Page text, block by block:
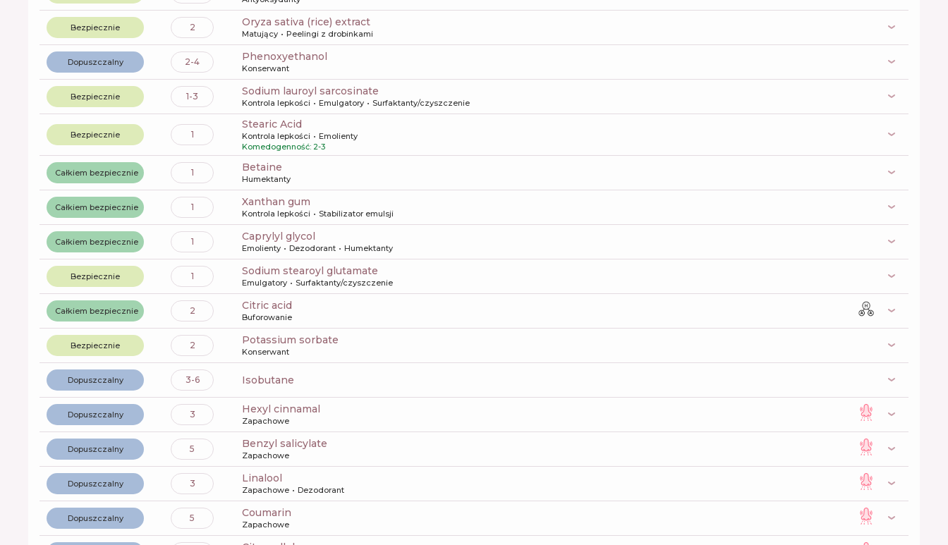
Bezpiecznie 2 oryza sativa (rice) extract
Matujący Peelingi z drobinkami
Dopuszczalny 2-4 phenoxyethanol
Konserwant
Bezpiecznie 1-3 sodium lauroyl sarcosinate
Kontrola lepkości Emulgatory Surfaktanty/czyszczenie
Bezpiecznie 1
Stearic Acid
Kontrola lepkości
Emolienty
Komedogenność: 2-3
Całkiem bezpiecznie 1 betaine
Humektanty
Całkiem bezpiecznie 1 xanthan gum
Kontrola lepkości Stabilizator emulsji
Całkiem bezpiecznie 1 caprylyl glycol
Emolienty Dezodorant Humektanty
Bezpiecznie 1 sodium stearoyl glutamate
Emulgatory Surfaktanty/czyszczenie
Całkiem bezpiecznie 2 citric acid
Buforowanie
Bezpiecznie 2 potassium sorbate
Konserwant
Dopuszczalny 3-6 isobutane
Dopuszczalny 3 hexyl cinnamal
Zapachowe
Dopuszczalny 5 benzyl salicylate
Zapachowe
Dopuszczalny 3 linalool
Zapachowe Dezodorant
Dopuszczalny 5 coumarin
Zapachowe